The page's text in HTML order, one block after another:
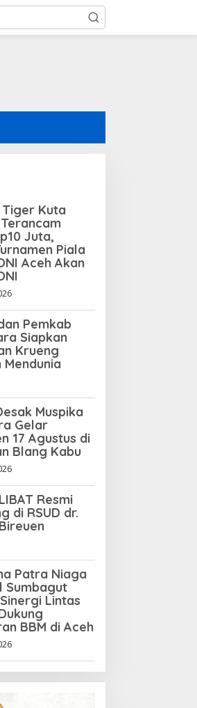
Kuta
Juta,
Piala
Aceh Akan
Pemkab
Siapkan
Krueng
Mendunia
Muspika
Gelar
17 Agustus di
Blang Kabu
Resmi
di RSUD dr.
Patra Niaga
Sumbagut
Lintas
BBM di Aceh